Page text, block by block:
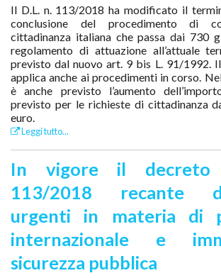
Il D.L. n. 113/2018 ha modificato il
conclusione del procedimento di
cittadinanza italiana che passa dai 730
regolamento di attuazione all’attuale
previsto dal nuovo art. 9 bis L. 91/1992.
applica anche ai procedimenti in corso.
è anche previsto l’aumento
previsto per le richieste di cittadinanza
euro.
Leggi tutto...
In vigore il decreto
113/2018 recante
urgenti in materia di
internazionale e
sicurezza pubblica